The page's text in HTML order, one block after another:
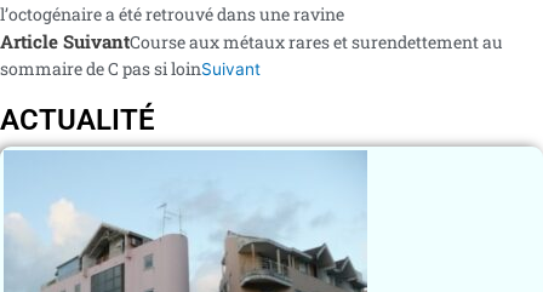
l’octogénaire a été retrouvé dans une ravine
Article SuivantCourse aux métaux rares et surendettement au
sommaire de C pas si loinSuivant
ACTUALITÉ